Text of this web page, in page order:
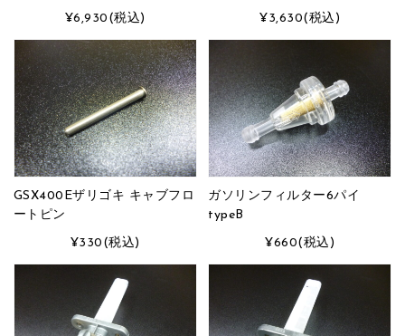
¥6,930 (税込) ¥3,630(税込)
GSX400Eザリゴキ キャブフロ
ートピン
¥330 (税込)
ガソリンフィルター6パイ
typeB
¥660(税込)